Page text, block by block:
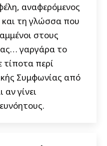
αναφερόμενος
και τη γλώσσα που
στους
γαργάρα το
τίποτα περί
Συμφωνίας από
γίνει